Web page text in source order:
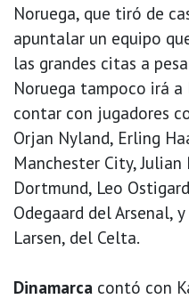
Noruega, que tiró de
apuntalar un equipo
las grandes citas a
Noruega tampoco irá a
contar con jugadores
Orjan Nyland, Erling
Manchester City, Julian
Dortmund, Leo
Odegaard del Arsenal,
Larsen, del Celta.
Dinamarca contó con